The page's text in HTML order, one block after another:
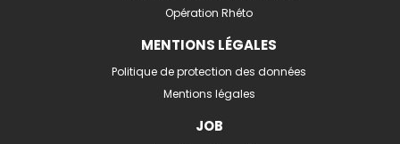
Opération Rhéto
MENTIONS LÉGALES
Politique de protection des données
Mentions légales
JOB